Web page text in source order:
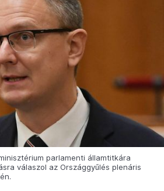
parlamenti államtitkára
válaszol az Országgyűlés plenáris